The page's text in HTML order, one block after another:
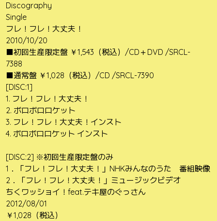
Discography
Single
フレ！フレ！大丈夫！
2010/10/20
■初回生産限定盤 ￥1,543（税込）/CD＋DVD /SRCL-
7388
■通常盤 ￥1,028（税込）/CD /SRCL-7390
[DISC:1]
1. フレ！フレ！大丈夫！
2. ボロボロロケット
3. フレ！フレ！大丈夫！インスト
4. ボロボロロケット インスト
[DISC:2] ※初回生産限定盤のみ
1．「フレ！フレ！大丈夫！」NHKみんなのうた 番組映像
2．「フレ！フレ！大丈夫！」ミュージックビデオ
ちくワッショイ！feat.テキ屋のぐっさん
2012/08/01
￥1,028（税込）